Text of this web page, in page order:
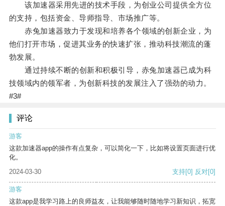
该加速器采用先进的技术手段，为创业公司提供全方位
的支持，包括资金、导师指导、市场推广等。
赤兔加速器致力于发现和培养各个领域的创新企业，为
他们打开市场，促进其业务的快速扩张，推动科技潮流的蓬
勃发展。
通过持续不断的创新和积极引导，赤兔加速器已成为科
技领域内的领军者，为创新科技的发展注入了强劲的动力。
#3#
评论
游客
这款加速器app的操作有点复杂，可以简化一下，比如将设置页面进行优
化。
2024-03-30
支持[0] 反对[0]
游客
这款app是我学习路上的良师益友，让我能够随时随地学习新知识，拓宽